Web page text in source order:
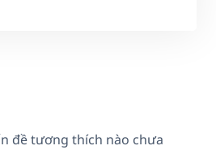
đề tương thích nào chưa